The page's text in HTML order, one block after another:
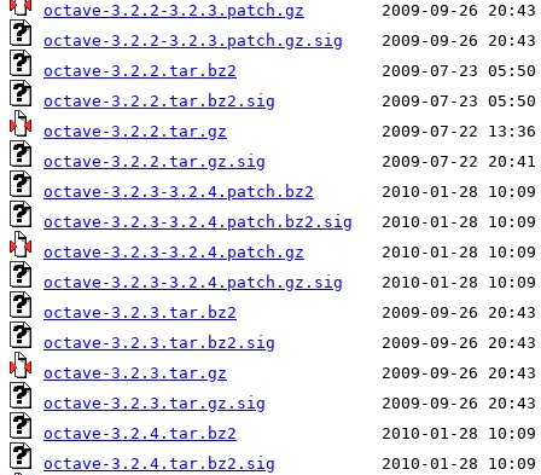
octave-3.2.2-3.2.3.patch.gz
octave-3.2.2-3.2.3.patch.gz.sig
octave-3.2.2.tar.bz2
octave-3.2.2.tar.bz2.sig
octave-3.2.2.tar.gz
octave-3.2.2.tar.gz.sig
octave-3.2.3-3.2.4.patch.bz2
octave-3.2.3-3.2.4.patch.bz2.sig
octave-3.2.3-3.2.4.patch.gz
octave-3.2.3-3.2.4.patch.gz.sig
octave-3.2.3.tar.bz2
octave-3.2.3.tar.bz2.sig
octave-3.2.3.tar.gz
octave-3.2.3.tar.gz.sig
octave-3.2.4.tar.bz2
octave-3.2.4.tar.bz2.sig